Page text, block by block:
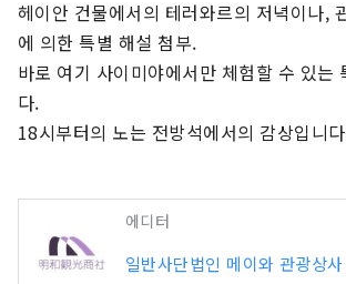
헤이안 건물에서의 테러와르의 저녁이나,
에 의한 특별 해설 첨부.
바로 여기 사이미야에서만 체험할 수 있는
다.
18시부터의 노는 전방석에서의 감상입니
에디터
일반사단법인 메이와 관광상사